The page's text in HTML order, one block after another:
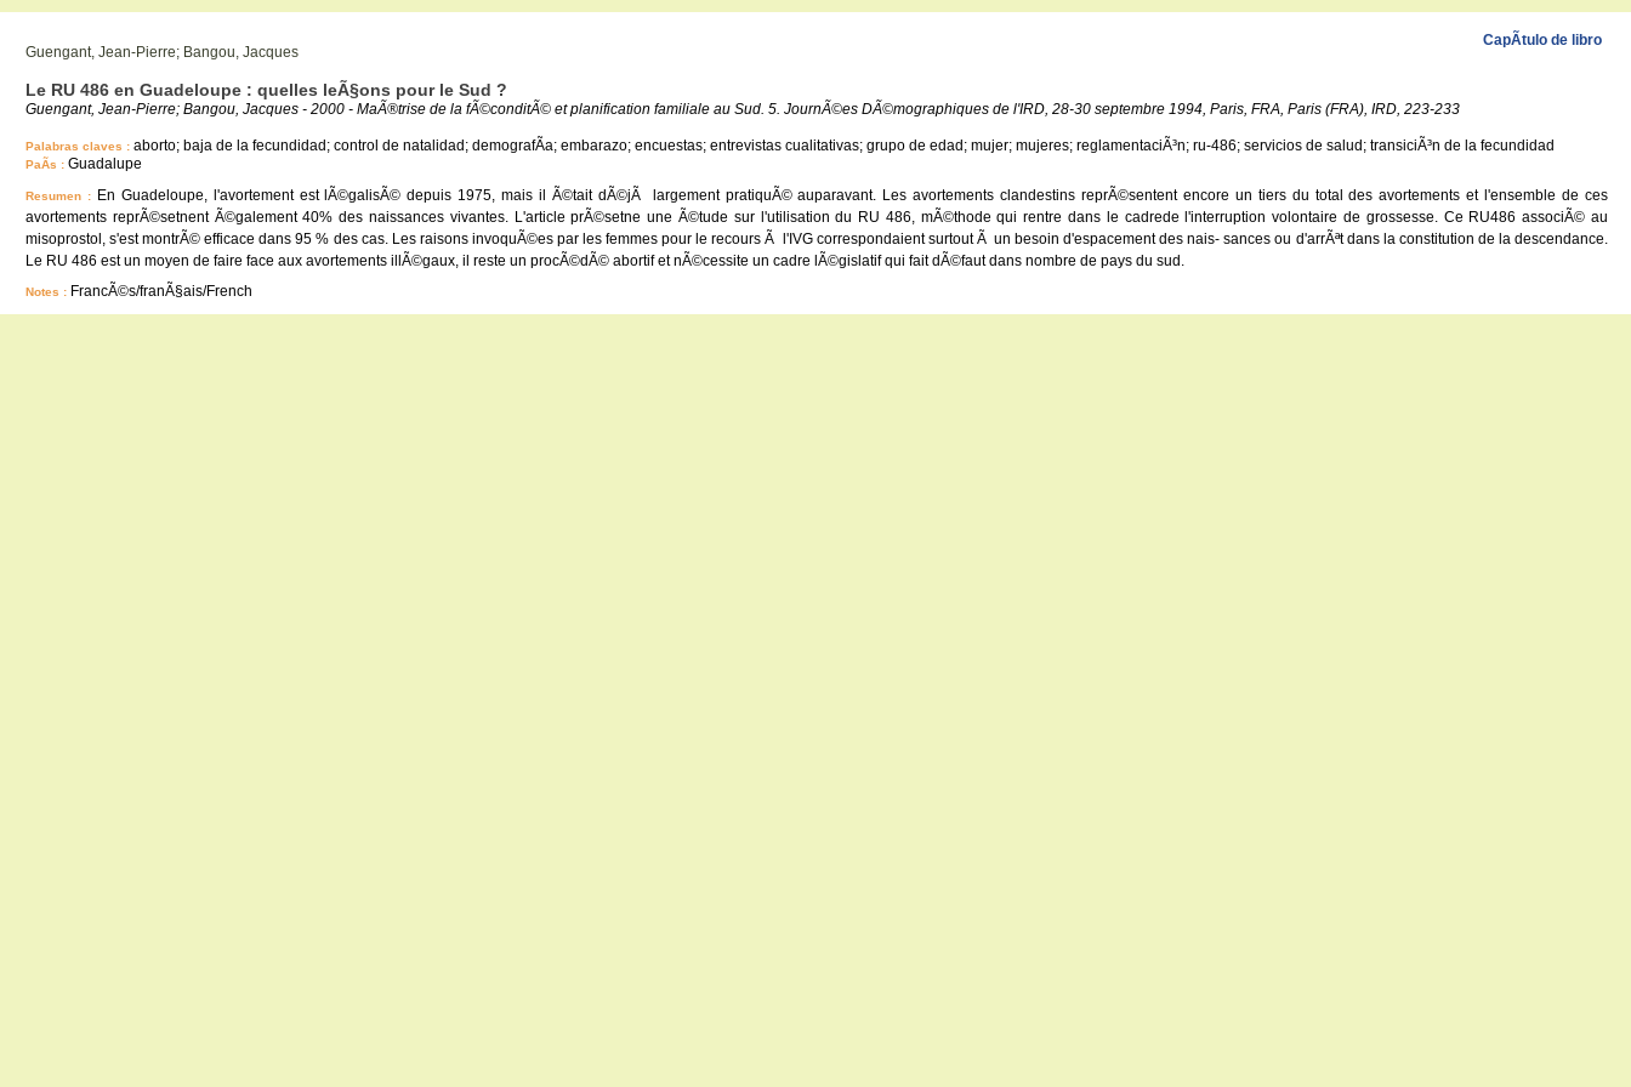
CapÃ­tulo de libro
Guengant, Jean-Pierre; Bangou, Jacques
Le RU 486 en Guadeloupe : quelles leÃ§ons pour le Sud ?
Guengant, Jean-Pierre; Bangou, Jacques - 2000 - MaÃ®trise de la fÃ©conditÃ© et planification familiale au Sud. 5. JournÃ©es DÃ©mographiques de l'IRD, 28-30 septembre 1994, Paris, FRA, Paris (FRA), IRD, 223-233
Palabras claves : aborto; baja de la fecundidad; control de natalidad; demografÃ­a; embarazo; encuestas; entrevistas cualitativas; grupo de edad; mujer; mujeres; reglamentaciÃ³n; ru-486; servicios de salud; transiciÃ³n de la fecundidad
PaÃ­s : Guadalupe
Resumen :
En Guadeloupe, l'avortement est lÃ©galisÃ© depuis 1975, mais il Ã©tait dÃ©jÃ largement pratiquÃ© auparavant. Les avortements clandestins reprÃ©sentent encore un tiers du total des avortements et l'ensemble de ces
avortements reprÃ©setnent Ã©galement 40% des naissances vivantes. L'article prÃ©setne une Ã©tude sur l'utilisation du RU 486, mÃ©thode qui rentre dans le cadrede l'interruption volontaire de grossesse. Ce RU486 associÃ© au
misoprostol, s'est montrÃ© efficace dans 95 % des cas. Les raisons invoquÃ©es par les femmes pour le recours Ã l'IVG correspondaient surtout Ã un besoin d'espacement des nais- sances ou d'arrÃªt dans la constitution de la descendance.
Le RU 486 est un moyen de faire face aux avortements illÃ©gaux, il reste un procÃ©dÃ© abortif et nÃ©cessite un cadre lÃ©gislatif qui fait dÃ©faut dans nombre de pays du sud.
Notes : FrancÃ©s/franÃ§ais/French